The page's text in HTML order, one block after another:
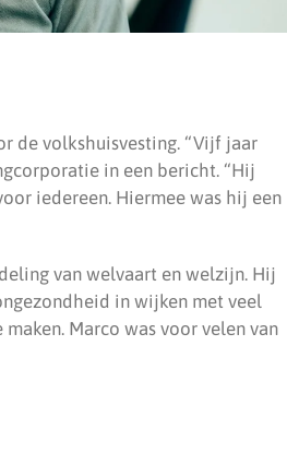
de volkshuisvesting. “Vijf jaar
in een bericht. “Hij
iedereen. Hiermee was hij een
van welvaart en welzijn. Hij
in wijken met veel
Marco was voor velen van